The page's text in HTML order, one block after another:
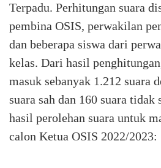
Terpadu. Perhitungan suara
pembina OSIS, perwakilan
dan beberapa siswa dari
kelas. Dari hasil
masuk sebanyak 1.212 suara
suara sah dan 160 suara tidak
hasil perolehan suara untuk
calon Ketua OSIS 2022/2023: